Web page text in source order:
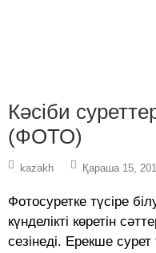
Кәсіби
(ФОТО)
kazakh Қараша 15,
Фотосуретке түсіре
күнделікті көретін
сезінеді. Ерекше